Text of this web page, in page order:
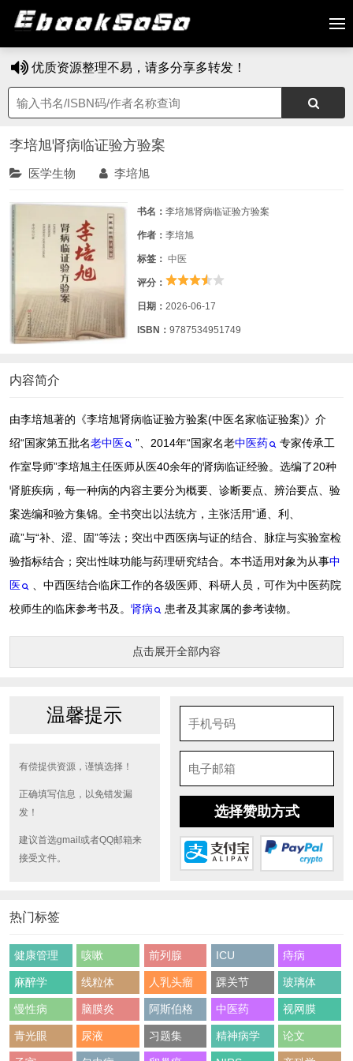
优质资源整理不易，请多分享多转发！
李培旭肾病临证验方验案
医学生物 李培旭
书名： 李培旭肾病临证验方验案
作者： 李培旭
标签： 中医
评分：
日期： 2026-06-17
ISBN： 9787534951749
内容简介
由李培旭著的《李培旭肾病临证验方验案(中医名家临证验案)》介
绍“国家第五批名老中医 ”、2014年“国家名老中医药
专家传承工
作室导师”李培旭主任医师从医40余年的肾病临证经验。选编了20种
肾脏疾病，每一种病的内容主要分为概要、诊断要点、辨治要点、验
案选编和验方集锦。全书突出以法统方，主张活用“通、利、
疏”与“补、涩、固”等法；突出中西医病与证的结合、脉症与实验室检
验指标结合；突出性味功能与药理研究结合。本书适用对象为从事中
医
、中西医结合临床工作的各级医师、科研人员，可作为中医药院
校师生的临床参考书及。 肾病 患者及其家属的参考读物。
点击展开全部内容
温馨提示
有偿提供资源，谨慎选择！
正确填写信息，以免错发漏
发！
建议首选gmail或者QQ邮箱来
接受文件。
选择赞助方式
热门标签
健康管理 咳嗽 前列腺 ICU 痔病
麻醉学 线粒体 人乳头瘤 踝关节 玻璃体
慢性病 脑膜炎 阿斯伯格 中医药 视网膜
青光眼 尿液 习题集 精神病学 论文